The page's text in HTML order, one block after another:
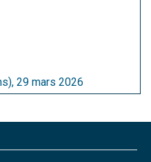
29 mars 2026